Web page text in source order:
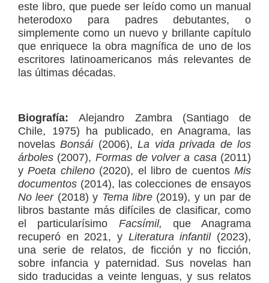
este libro, que puede ser leído como un manual
heterodoxo para padres debutantes, o
simplemente como un nuevo y brillante capítulo
que enriquece la obra magnífica de uno de los
escritores latinoamericanos más relevantes de
las últimas décadas.
Biografía:Alejandro Zambra (Santiago de
Chile, 1975) ha publicado, en Anagrama, las
novelasBonsái(2006),La vida privada de los
árboles (2007), Formas de volver a casa(2011)
yPoeta chileno(2020), el libro de cuentos Mis
documentos (2014), las colecciones de ensayos
No leer (2018) y Tema libre (2019), y un par de
libros bastante más difíciles de clasificar, como
el particularísimo Facsímil, que Anagrama
recuperó en 2021, y Literatura infantil(2023),
una serie de relatos, de ficción y no ficción,
sobre infancia y paternidad. Sus novelas han
sido traducidas a veinte lenguas, y sus relatos